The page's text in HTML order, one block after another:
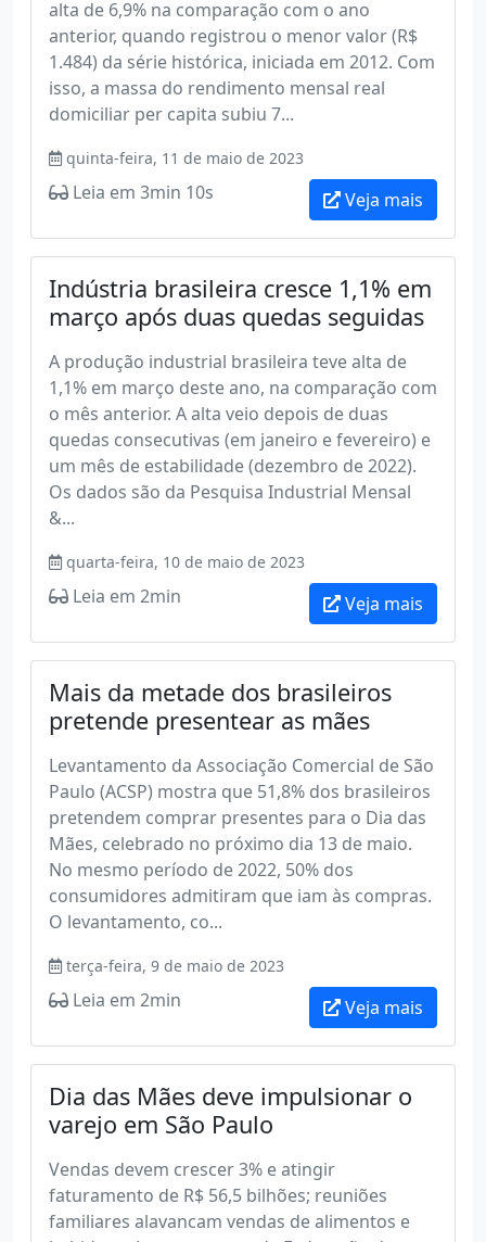
alta de 6,9% na comparação com o ano
anterior, quando registrou o menor valor (R$
1.484) da série histórica, iniciada em 2012. Com
isso, a massa do rendimento mensal real
domiciliar per capita subiu 7...
quinta-feira, 11 de maio de 2023
Leia em 3min 10s Veja mais
Indústria brasileira cresce 1,1% em
março após duas quedas seguidas
A produção industrial brasileira teve alta de
1,1% em março deste ano, na comparação com
o mês anterior. A alta veio depois de duas
quedas consecutivas (em janeiro e fevereiro) e
um mês de estabilidade (dezembro de 2022).
Os dados são da Pesquisa Industrial Mensal
&...
quarta-feira, 10 de maio de 2023
Leia em 2min Veja mais
Mais da metade dos brasileiros
pretende presentear as mães
Levantamento da Associação Comercial de São
Paulo (ACSP) mostra que 51,8% dos brasileiros
pretendem comprar presentes para o Dia das
Mães, celebrado no próximo dia 13 de maio.
No mesmo período de 2022, 50% dos
consumidores admitiram que iam às compras.
O levantamento, co...
terça-feira, 9 de maio de 2023
Leia em 2min Veja mais
Dia das Mães deve impulsionar o
varejo em São Paulo
Vendas devem crescer 3% e atingir
faturamento de R$ 56,5 bilhões; reuniões
familiares alavancam vendas de alimentos e